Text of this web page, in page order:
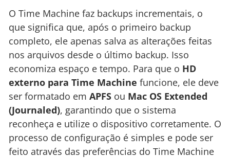
O Time Machine faz backups incrementais, o
que significa que, após o primeiro backup
completo, ele apenas salva as alterações feitas
nos arquivos desde o último backup. Isso
economiza espaço e tempo. Para que o HD
externo para Time Machine funcione, ele deve
ser formatado em APFS ou Mac OS Extended
(Journaled), garantindo que o sistema
reconheça e utilize o dispositivo corretamente. O
processo de configuração é simples e pode ser
feito através das preferências do Time Machine